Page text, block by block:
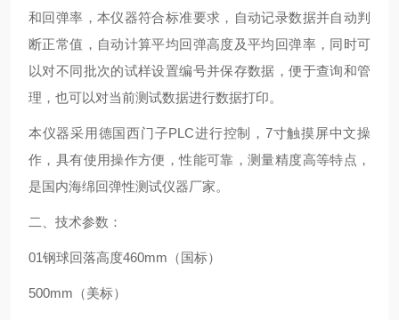
和回弹率，本仪器符合标准要求，自动记录数据并自动判
断正常值，自动计算平均回弹高度及平均回弹率，同时可
以对不同批次的试样设置编号并保存数据，便于查询和管
理，也可以对当前测试数据进行数据打印。
本仪器采用德国西门子PLC进行控制，7寸触摸屏中文操
作，具有使用操作方便，性能可靠，测量精度高等特点，
是国内海绵回弹性测试仪器厂家。
二、技术参数：
01钢球回落高度460mm（国标）
500mm（美标）